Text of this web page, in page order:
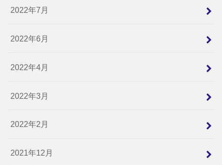
2022年7月
2022年6月
2022年4月
2022年3月
2022年2月
2021年12月